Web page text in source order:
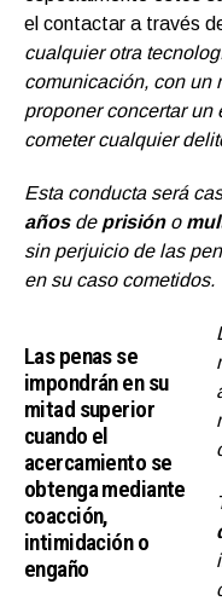
el contactar a través
cualquier otra
comunicación, con un
proponer concertar un
cometer cualquier
Esta conducta será
añosde prisióno
sin perjuicio de las
en su caso cometidos.
Las penas se
impondrán en su
mitad superior
cuando el
acercamiento se
obtenga mediante
coacción,
intimidación o
engaño